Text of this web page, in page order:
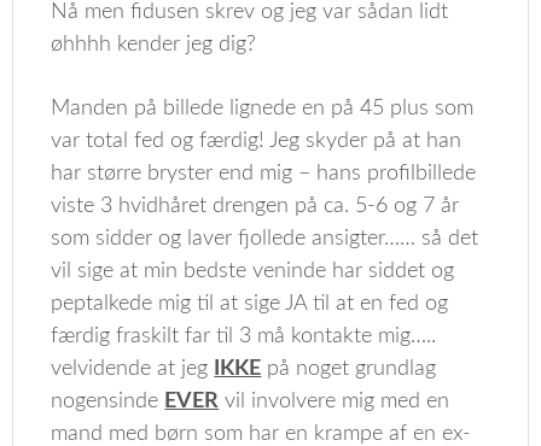
Nå men fidusen skrev og jeg var sådan lidt
øhhhh kender jeg dig?
Manden på billede lignede en på 45 plus som
var total fed og færdig! Jeg skyder på at han
har større bryster end mig – hans profilbillede
viste 3 hvidhåret drengen på ca. 5-6 og 7 år
som sidder og laver fjollede ansigter…… så det
vil sige at min bedste veninde har siddet og
peptalkede mig til at sige JA til at en fed og
færdig fraskilt far til 3 må kontakte mig…..
velvidende at jeg
IKKE på noget grundlag
nogensinde EVER vil involvere mig med en
mand med børn som har en krampe af en ex-